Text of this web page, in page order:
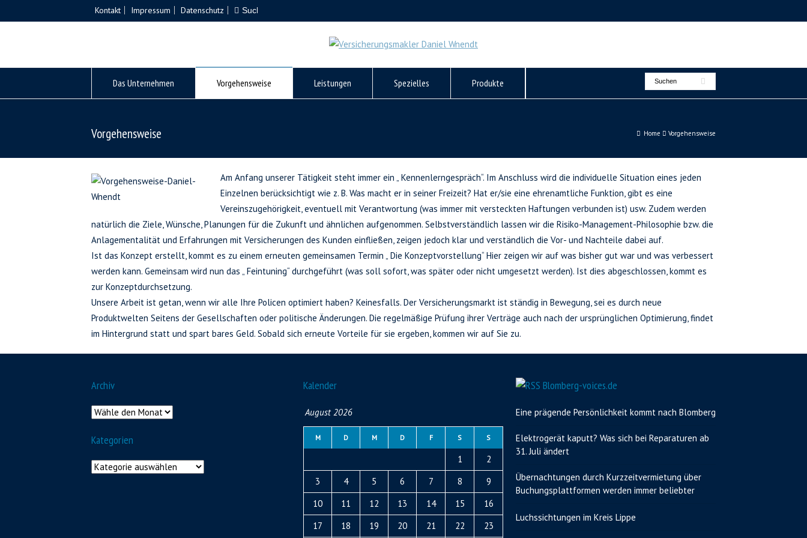
Kontakt Impressum Datenschutz
Das Unternehmen Vorgehensweise Leistungen Spezielles Produkte
Vorgehensweise Home Vorgehensweise
Am Anfang unserer Tätigkeit steht immer ein „ Kennenlerngespräch“. Im Anschluss wird die individuelle Situation eines jeden
Einzelnen berücksichtigt wie z. B. Was macht er in seiner Freizeit? Hat er/sie eine ehrenamtliche Funktion, gibt es eine
Vereinszugehörigkeit, eventuell mit Verantwortung (was immer mit versteckten Haftungen verbunden ist) usw. Zudem werden
natürlich die Ziele, Wünsche, Planungen für die Zukunft und ähnlichen aufgenommen. Selbstverständlich lassen wir die Risiko-Management-Philosophie bzw. die
Anlagementalität und Erfahrungen mit Versicherungen des Kunden einfließen, zeigen jedoch klar und verständlich die Vor- und Nachteile dabei auf.
Ist das Konzept erstellt, kommt es zu einem erneuten gemeinsamen Termin „ Die Konzeptvorstellung“ Hier zeigen wir auf was bisher gut war und was verbessert
werden kann. Gemeinsam wird nun das „ Feintuning“ durchgeführt (was soll sofort, was später oder nicht umgesetzt werden). Ist dies abgeschlossen, kommt es
zur Konzeptdurchsetzung.
Unsere Arbeit ist getan, wenn wir alle Ihre Policen optimiert haben? Keinesfalls. Der Versicherungsmarkt ist ständig in Bewegung, sei es durch neue
Produktwelten Seitens der Gesellschaften oder politische Änderungen. Die regelmäßige Prüfung ihrer Verträge auch nach der ursprünglichen Optimierung, findet
im Hintergrund statt und spart bares Geld. Sobald sich erneute Vorteile für sie ergeben, kommen wir auf Sie zu.
Archiv
Kategorien
Kalender
August 2026
M D M D F S S
1
2
3
4 5 6 7 8
9
10
11 12 13 14 15
16
17
18 19 20 21 22 23
Blomberg-voices.de
Eine prägende Persönlichkeit kommt nach Blomberg
Elektrogerät kaputt? Was sich bei Reparaturen ab
31. Juli ändert
Übernachtungen durch Kurzzeitvermietung über
Buchungsplattformen werden immer beliebter
Luchssichtungen im Kreis Lippe